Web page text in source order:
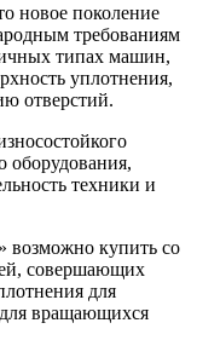
новое поколение
требованиям
типах машин,
уплотнения,
отверстий.
оборудования,
техники и
купить со
совершающих
для
вращающихся